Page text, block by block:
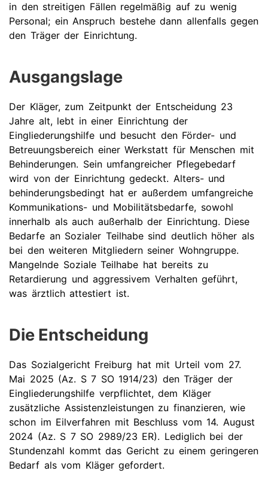
in den streitigen Fällen regelmäßig auf zu wenig
Personal; ein Anspruch bestehe dann allenfalls gegen
den Träger der Einrichtung.
Ausgangslage
Der Kläger, zum Zeitpunkt der Entscheidung 23
Jahre alt, lebt in einer Einrichtung der
Eingliederungshilfe und besucht den Förder- und
Betreuungsbereich einer Werkstatt für Menschen mit
Behinderungen. Sein umfangreicher Pflegebedarf
wird von der Einrichtung gedeckt. Alters- und
behinderungsbedingt hat er außerdem umfangreiche
Kommunikations- und Mobilitätsbedarfe, sowohl
innerhalb als auch außerhalb der Einrichtung. Diese
Bedarfe an Sozialer Teilhabe sind deutlich höher als
bei den weiteren Mitgliedern seiner Wohngruppe.
Mangelnde Soziale Teilhabe hat bereits zu
Retardierung und aggressivem Verhalten geführt,
was ärztlich attestiert ist.
Die Entscheidung
Das Sozialgericht Freiburg hat mit Urteil vom 27.
Mai 2025 (Az. S 7 SO 1914/23) den Träger der
Eingliederungshilfe verpflichtet, dem Kläger
zusätzliche Assistenzleistungen zu finanzieren, wie
schon im Eilverfahren mit Beschluss vom 14. August
2024 (Az. S 7 SO 2989/23 ER). Lediglich bei der
Stundenzahl kommt das Gericht zu einem geringeren
Bedarf als vom Kläger gefordert.